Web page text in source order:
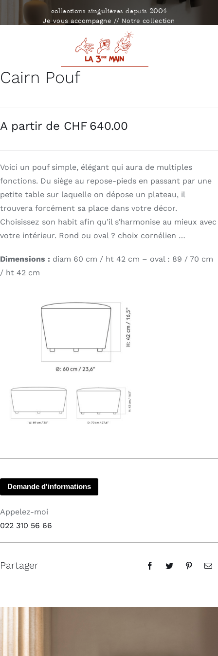
Passer
collections singulières depuis 2004
Je vous accompagne // Notre collection
Contact
Cairn Pouf
CHF 640.00
Voici un pouf simple, élégant qui aura de multiples
fonctions. Du siège au repose-pieds en passant par une
petite table sur laquelle on dépose un plateau, il
trouvera forcément sa place dans votre décor.
Choisissez son habit afin qu’il s’harmonise au mieux avec
votre intérieur. Rond ou oval ? choix cornélien …
Dimensions : diam 60 cm / ht 42 cm – oval : 89 / 70 cm
/ ht 42 cm
Demande d'informations
Appelez-moi
022 310 56 66
Partager